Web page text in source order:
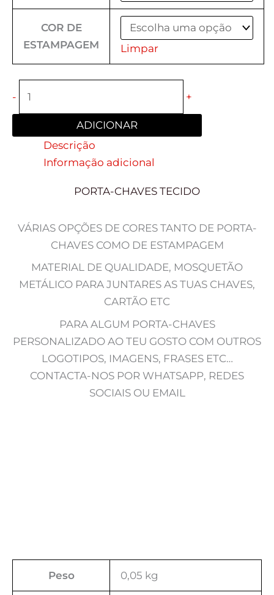
COR DE
ESTAMPAGEM
Limpar
- +
ADICIONAR
Descrição
Informação adicional
PORTA-CHAVES TECIDO
VÁRIAS OPÇÕES DE CORES TANTO DE PORTA-
CHAVES COMO DE ESTAMPAGEM
MATERIAL DE QUALIDADE, MOSQUETÃO
METÁLICO PARA JUNTARES AS TUAS CHAVES,
CARTÃO ETC
PARA ALGUM PORTA-CHAVES
PERSONALIZADO AO TEU GOSTO COM OUTROS
LOGOTIPOS, IMAGENS, FRASES ETC…
CONTACTA-NOS POR WHATSAPP, REDES
SOCIAIS OU EMAIL
Peso 0,05 kg